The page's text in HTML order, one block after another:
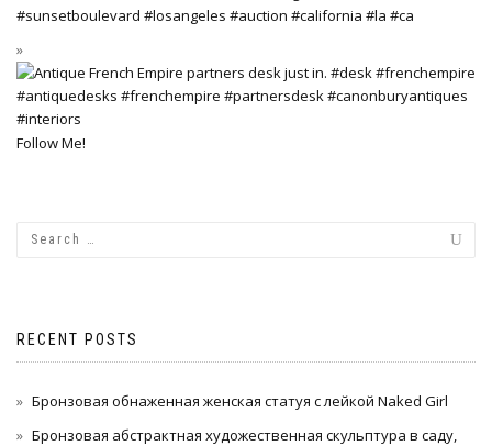
Follow Me!
RECENT POSTS
Бронзовая обнаженная женская статуя с лейкой Naked Girl
Бронзовая абстрактная художественная скульптура в саду,